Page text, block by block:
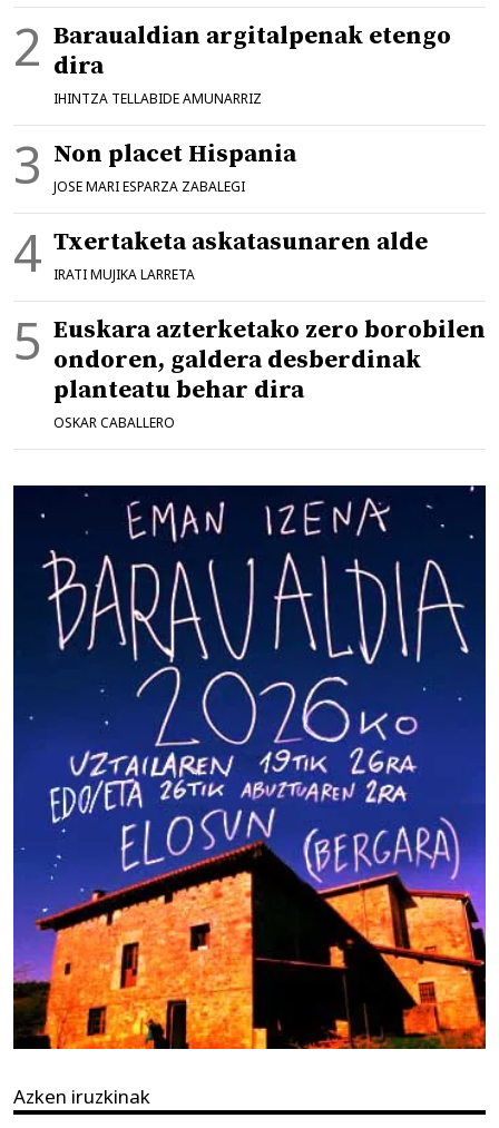
Baraualdian argitalpenak etengo
dira
IHINTZA TELLABIDE AMUNARRIZ
Non placet Hispania
JOSE MARI ESPARZA ZABALEGI
Txertaketa askatasunaren alde
IRATI MUJIKA LARRETA
Euskara azterketako zero borobilen
ondoren, galdera desberdinak
planteatu behar dira
OSKAR CABALLERO
Azken iruzkinak